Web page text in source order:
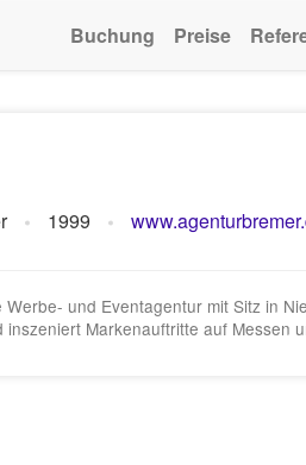
Buchung Preise
1999
und Eventagentur mit Sitz in
Markenauftritte auf Messen